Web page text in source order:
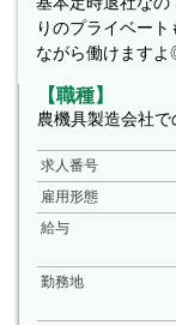
りのプライベート
ながら働けます
【職種】
農機具製造会社
求人番号
雇用形態
給与
勤務地